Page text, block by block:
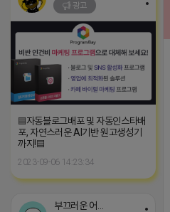
광고
▤자동블로그배포 및 자동인스타배
포, 자연스러운 AI기반 원고생성기
까지!▤
2023-09-06 14:23:34